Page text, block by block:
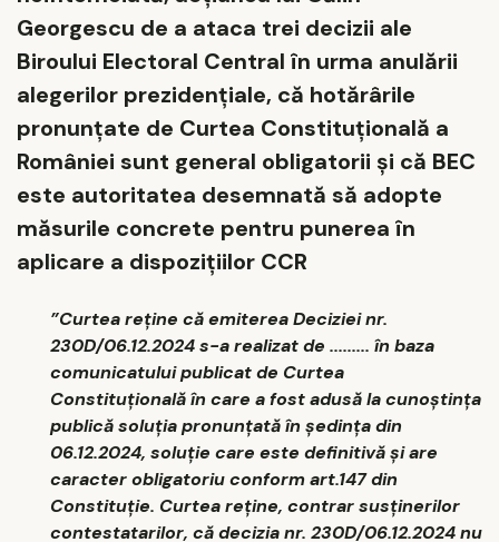
Georgescu de a ataca trei decizii ale
Biroului Electoral Central în urma anulării
alegerilor prezidenţiale, că hotărârile
pronunţate de Curtea Constituţională a
României sunt general obligatorii şi că BEC
este autoritatea desemnată să adopte
măsurile concrete pentru punerea în
aplicare a dispoziţiilor CCR
”Curtea reţine că emiterea Deciziei nr.
230D/06.12.2024 s-a realizat de ......... în baza
comunicatului publicat de Curtea
Constituţională în care a fost adusă la cunoştinţa
publică soluţia pronunţată în şedinţa din
06.12.2024, soluţie care este definitivă şi are
caracter obligatoriu conform art.147 din
Constituţie. Curtea reţine, contrar susţinerilor
contestatarilor, că decizia nr. 230D/06.12.2024 nu